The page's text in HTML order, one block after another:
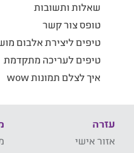
שאלות ותשובות
טופס צור קשר
טיפים ליצירת אלבום
טיפים לעריכה מתקדמת
איך לצלם תמונות wow
עזרה
אזור אישי